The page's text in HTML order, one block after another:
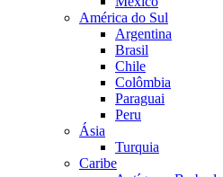
América do Sul
Argentina
Brasil
Chile
Colômbia
Paraguai
Peru
Ásia
Turquia
Caribe